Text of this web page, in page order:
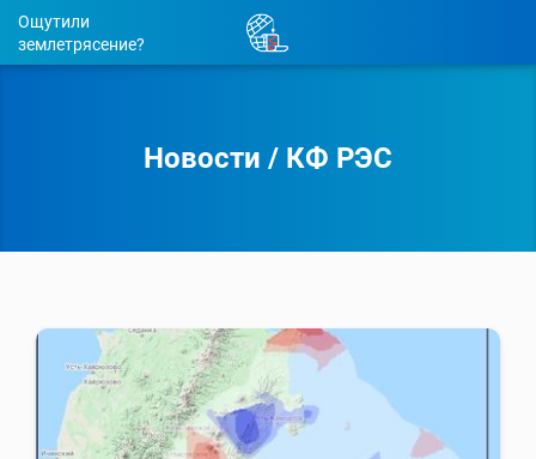
Ощутили
землетрясение?
Новости / КФ РЭС